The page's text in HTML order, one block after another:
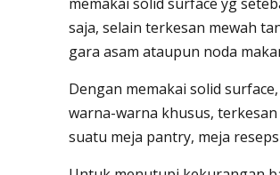
saja, selain terkesan mewah
gara asam ataupun noda
Dengan memakai solid
warna-warna khusus,
suatu meja pantry, meja